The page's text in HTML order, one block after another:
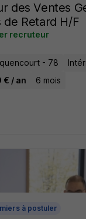
des Ventes
de Retard H/F
recruteur
- 78
€ / an
6 mois
à postuler